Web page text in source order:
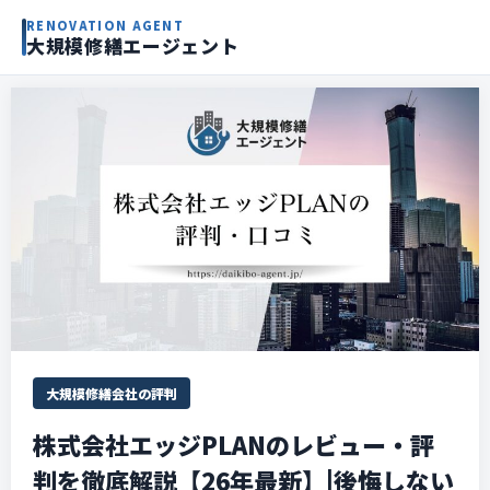
RENOVATION AGENT
大規模修繕エージェント
大規模修繕会社の評判
株式会社エッジPLANのレビュー・評
判を徹底解説【26年最新】|後悔しない